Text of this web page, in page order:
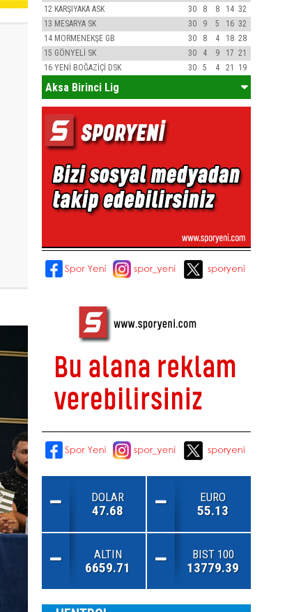
12 KARŞIYAKA ASK 30 8 8 14 32
13 MESARYA SK 30 9 5 16 32
14 MORMENEKŞE GB 30 8 4 18 28
15 GÖNYELİ SK 30 4 9 17 21
16 YENİ BOĞAZİÇİ DSK 30 5 4 21 19
Aksa Birinci Lig
DOLAR
47.68
EURO
55.13
ALTIN
6659.71
BIST 100
13779.39